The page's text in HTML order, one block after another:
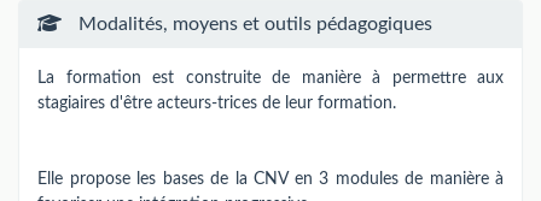
Modalités, moyens et outils pédagogiques
La formation est construite de manière à permettre aux
stagiaires d'être acteurs-trices de leur formation.
Elle propose les bases de la CNV en 3 modules de manière à